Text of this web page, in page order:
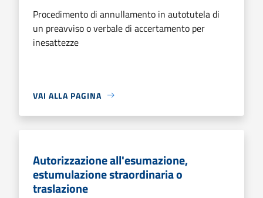
Procedimento di annullamento in autotutela di
un preavviso o verbale di accertamento per
inesattezze
VAI ALLA PAGINA
Autorizzazione all'esumazione,
estumulazione straordinaria o
traslazione